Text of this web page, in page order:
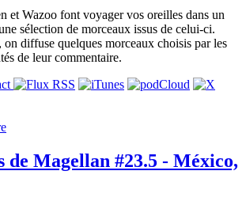
et Wazoo font voyager vos oreilles dans un
sélection de morceaux issus de celui-ci.
on diffuse quelques morceaux choisis par les
de leur commentaire.
de Magellan #23.5 - México,